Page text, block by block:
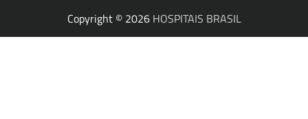
Copyright © 2026 HOSPITAIS BRASIL